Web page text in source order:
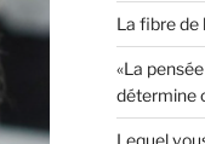
La fibre de
«La
détermine